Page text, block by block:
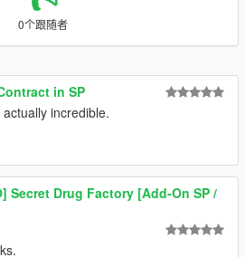
0个跟随者
in SP
incredible.
Secret Drug Factory [Add-On SP /